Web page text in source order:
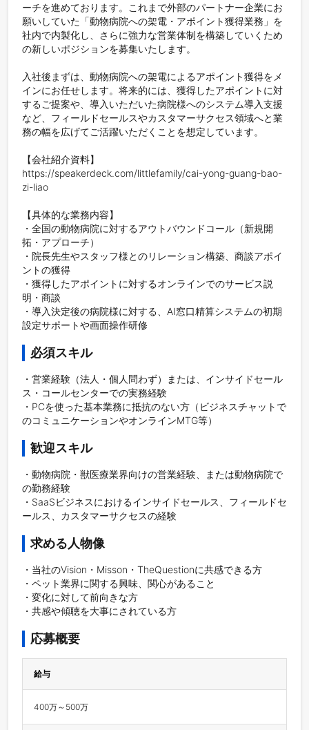
ーチを進めております。これまで外部のパートナー企業にお
願いしていた「動物病院への架電・アポイント獲得業務」を
社内で内製化し、さらに強力な営業体制を構築していくため
の新しいポジションを募集いたします。
入社後まずは、動物病院への架電によるアポイント獲得をメ
インにお任せします。将来的には、獲得したアポイントに対
するご提案や、導入いただいた病院様へのシステム導入支援
など、フィールドセールスやカスタマーサクセス領域へと業
務の幅を広げてご活躍いただくことを想定しています。
【会社紹介資料】
https://speakerdeck.com/littlefamily/cai-yong-guang-bao-
zi-liao
【具体的な業務内容】
・全国の動物病院に対するアウトバウンドコール（新規開
拓・アプローチ）
・院長先生やスタッフ様とのリレーション構築、商談アポイ
ントの獲得
・獲得したアポイントに対するオンラインでのサービス説
明・商談
・導入決定後の病院様に対する、AI窓口精算システムの初期
設定サポートや画面操作研修
必須スキル
・営業経験（法人・個人問わず）または、インサイドセール
ス・コールセンターでの実務経験
・PCを使った基本業務に抵抗のない方（ビジネスチャットで
のコミュニケーションやオンラインMTG等）
歓迎スキル
・動物病院・獣医療業界向けの営業経験、または動物病院で
の勤務経験
・SaaSビジネスにおけるインサイドセールス、フィールドセ
ールス、カスタマーサクセスの経験
求める人物像
・当社のVision・Misson・TheQuestionに共感できる方
・ペット業界に関する興味、関心があること
・変化に対して前向きな方
・共感や傾聴を大事にされている方
応募概要
給与
400万～500万